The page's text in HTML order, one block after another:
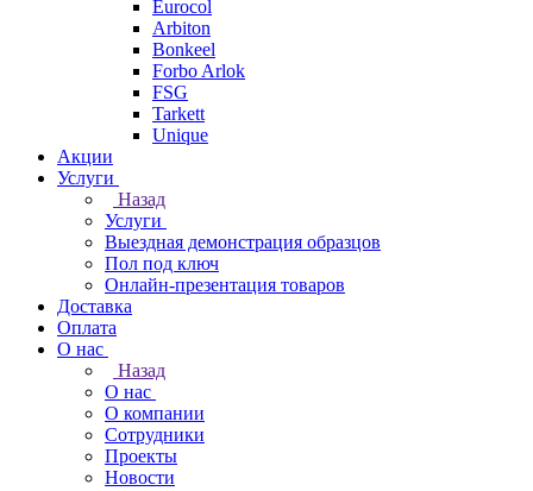
Eurocol
Arbiton
Bonkeel
Forbo Arlok
FSG
Tarkett
Unique
Акции
Услуги
Назад
Услуги
Выездная демонстрация образцов
Пол под ключ
Онлайн-презентация товаров
Доставка
Оплата
О нас
Назад
О нас
О компании
Сотрудники
Проекты
Новости